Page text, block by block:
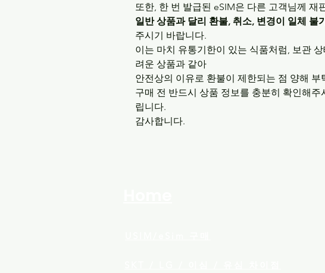
또한, 한 번 발급된 eSIM은 다른 고객님께 재
일반 상품과 달리 환불, 취소, 변경이 일체 불
주시기 바랍니다.
이는 마치 유통기한이 있는 식품처럼, 보관
려운 상품과 같아
안전상의 이유로 환불이 제한되는 점 양해 부
구매 전 반드시 상품 정보를 충분히 확인해주
립니다.
감사합니다.